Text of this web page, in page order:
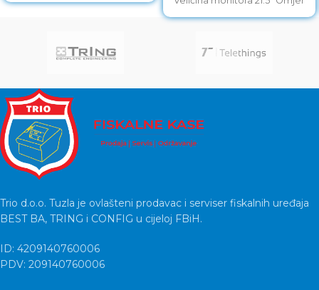
monitora 16:9 Vrijeme odziva
Trio d.o.o. Tuzla je ovlašteni prodavac i serviser fiskalnih uređaja
BEST BA, TRING i CONFIG u cijeloj FBiH.
ID: 4209140760006
PDV: 209140760006